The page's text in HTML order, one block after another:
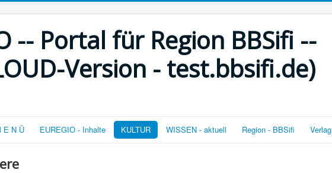
-- Portal für Region BBSifi --
Version - test.bbsifi.de)
E N Ü EUREGIO - Inhalte KULTUR WISSEN - aktuell Region - BBSifi Verlag